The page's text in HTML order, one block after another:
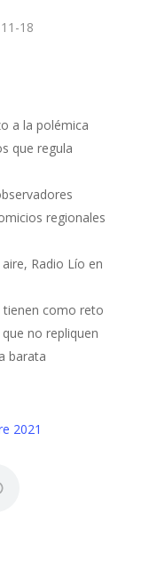
18
a la polémica
que regula
regionales
aire, Radio Lío en
tienen como reto
no repliquen
barata
2021